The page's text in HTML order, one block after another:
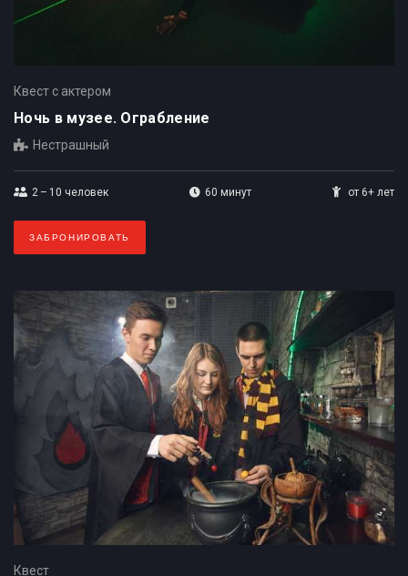
Квест с актером
Ночь в музее. Ограбление
Нестрашный
2 – 10 человек 60 минут от 6+ лет
ЗАБРОНИРОВАТЬ
Квест